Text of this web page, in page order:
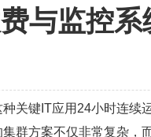
与监控系
关键IT应用24小时连续
群方案不仅非常复杂，